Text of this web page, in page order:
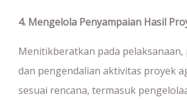
4. Mengelola Penyampaian Hasil
Menitikberatkan pada pelaksanaan,
dan pengendalian aktivitas proyek
sesuai rencana, termasuk